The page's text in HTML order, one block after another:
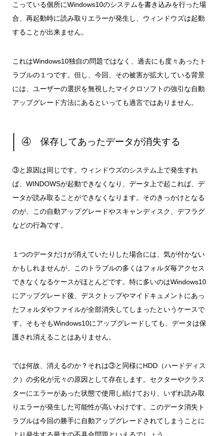
こっている個所にWindows10のシステムを書き込みを行った場
合、再起動時に読み取りエラーが発生し、ウィンドウズは起動
することが出来ません。
これはWindows10独自の問題ではなく、過去にも度々あったト
ラブルの１つです。但し、今回、その被害が拡大している背景
には、ユーザーの選択を無視したマイクロソフトの強引な自動
アップグレード方法にあるといっても過言ではありません。
④ 保存してあったデータが消失する
③と原因は同じです。ウィンドウズのシステム上で発生すれ
ば、WINDOWSが起動できなくなり、データ上で起これば、デ
ータが読み取ることができなくなります。そのきっかけとなる
のが、この自動アップグレードやスキャンディスク、デフラグ
などの行為です。
１つのデータだけが消えていたりした場合には、気が付かない
かもしれませんが、このトラブルの多くはフォルダ毎アクセス
できなくなるケースがほとんどです。特に多いのはWindows10
にアップグレード後、デスクトップやマイドキュメントにあっ
たフォルダやファイルが全部消失してしまったというケースで
す。そもそもWindows10にアップグレードしても、データは保
護され消えることはありません。
では何故、消えるのか？それは③と同様にHDD（ハードディス
ク）の劣化が元々の原因として存在します。セクターやクラス
ターにエラーがあった状態で使用し続けており、いずれ読み取
りエラーが発生した可能性が高いわけです。このデータ消失ト
ラブルは今回の勝手に自動アップグレードされてしまうことに